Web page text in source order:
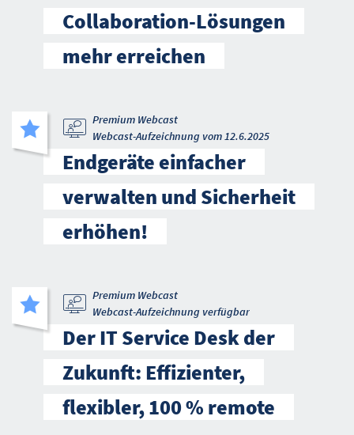
Collaboration-Lösungen
mehr erreichen
Premium Webcast
Webcast-Aufzeichnung vom 12.6.2025
Endgeräte einfacher
verwalten und Sicherheit
erhöhen!
Premium Webcast
Webcast-Aufzeichnung verfügbar
Der IT Service Desk der
Zukunft: Effizienter,
flexibler, 100 % remote